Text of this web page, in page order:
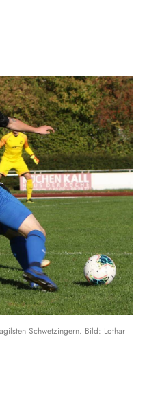
Schwetzingern. Bild: Lothar